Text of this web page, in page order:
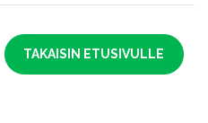
TAKAISIN ETUSIVULLE